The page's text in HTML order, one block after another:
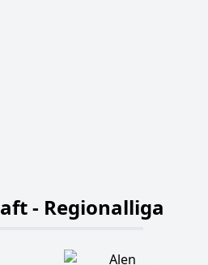
- Regionalliga